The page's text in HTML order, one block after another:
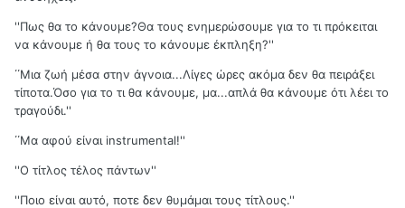
''Πως θα το κάνουμε?Θα τους ενημερώσουμε για το τι πρόκειται
να κάνουμε ή θα τους το κάνουμε έκπληξη?''
΄΄Μια ζωή μέσα στην άγνοια...Λίγες ώρες ακόμα δεν θα πειράξει
τίποτα.Όσο για το τι θα κάνουμε, μα...απλά θα κάνουμε ότι λέει το
τραγούδι.''
΄΄Μα αφού είναι instrumental!''
''Ο τίτλος τέλος πάντων''
''Ποιο είναι αυτό, ποτε δεν θυμάμαι τους τίτλους.''